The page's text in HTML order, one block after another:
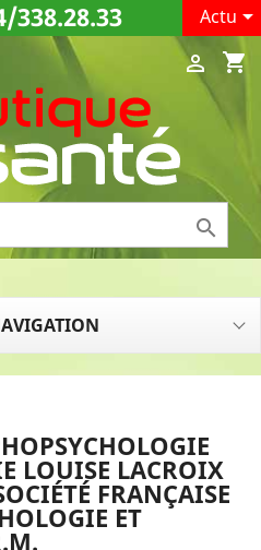
338.28.33 Actu
shopping_cart


LOUISE LACROIX
FRANÇAISE
ET